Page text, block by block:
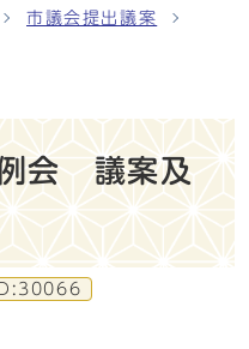
市議会提出議案
会 議案及